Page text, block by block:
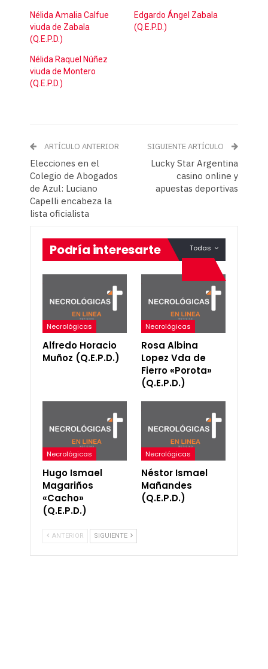
Nélida Amalia Calfue
viuda de Zabala
(Q.E.P.D.)
Edgardo Ángel Zabala
(Q.E.P.D.)
Nélida Raquel Núñez
viuda de Montero
(Q.E.P.D.)
ARTÍCULO ANTERIOR
Elecciones en el
Colegio de Abogados
de Azul: Luciano
Capelli encabeza la
lista oficialista
SIGUIENTE ARTÍCULO
Lucky Star Argentina
casino online y
apuestas deportivas
Todas
Podría interesarte
Necrológicas
Alfredo Horacio
Muñoz (Q.E.P.D.)
Necrológicas
Rosa Albina
Lopez Vda de
Fierro «Porota»
(Q.E.P.D.)
Necrológicas
Hugo Ismael
Magariños
«Cacho»
(Q.E.P.D.)
Necrológicas
Néstor Ismael
Mañandes
(Q.E.P.D.)
ANTERIOR SIGUIENTE